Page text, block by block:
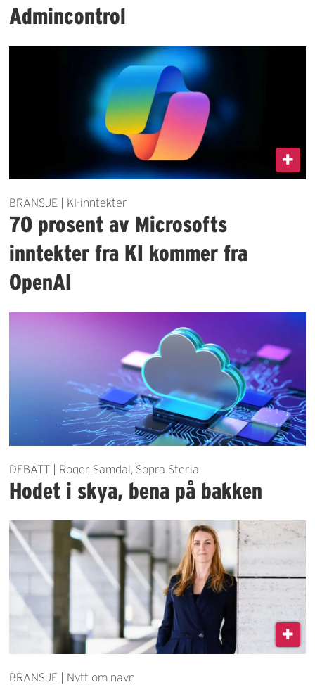
Admincontrol
BRANSJE | KI-inntekter
70 prosent av Microsofts
inntekter fra KI kommer fra
OpenAI
DEBATT | Roger Samdal, Sopra Steria
Hodet i skya, bena på bakken
BRANSJE | Nytt om navn